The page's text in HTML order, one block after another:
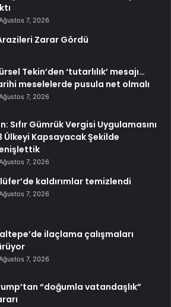
7, 2026
Zarar Gördü
Tekin’den ‘tutarlılık’ mesajı…
meselelerde pusula net olmalı
7, 2026
Sıfır Gümrük Vergisi Uygulamasını
Ülkeyi Kapsayacak Şekilde
7, 2026
kaldırımlar temizlendi
7, 2026
ilaçlama çalışmaları
7, 2026
“doğumla vatandaşlık”